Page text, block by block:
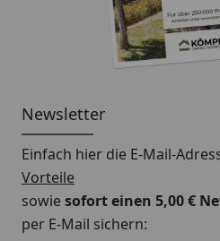
Newsletter
Einfach hier die E-Mail-
Vorteile
sowiesofort einen 5,00 €
per E-Mail sichern: